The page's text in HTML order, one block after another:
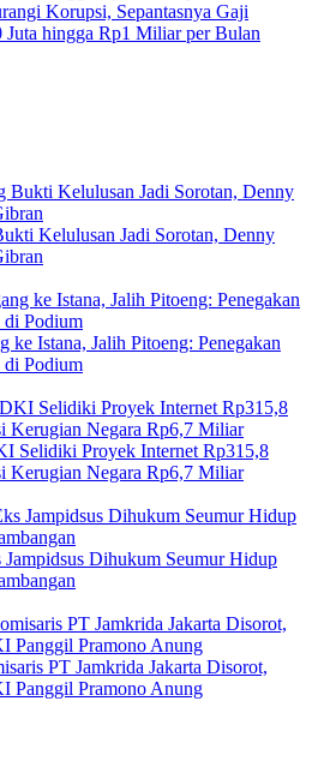
Korupsi, Sepantasnya Gaji
Juta hingga Rp1 Miliar per Bulan
Kelulusan Jadi Sorotan, Denny
ke Istana, Jalih Pitoeng: Penegakan
Podium
Selidiki Proyek Internet Rp315,8
Kerugian Negara Rp6,7 Miliar
Dihukum Seumur Hidup
PT Jamkrida Jakarta Disorot,
Panggil Pramono Anung